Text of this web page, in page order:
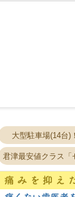
大型駐車場(14台)
君津最安値クラス「